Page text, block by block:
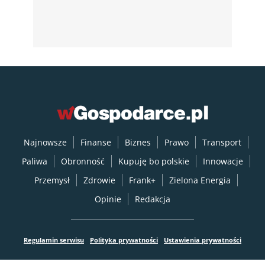
Najnowsze Finanse Biznes Prawo
Transport
Paliwa
Obronność Kupuję bo polskie
Innowacje
Przemysł
Zdrowie Frank+
Zielona Energia
Opinie
Redakcja
Regulamin serwisu Polityka prywatności Ustawienia prywatności